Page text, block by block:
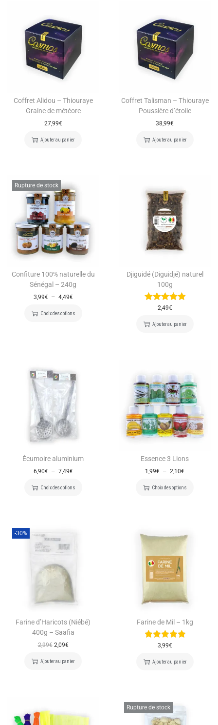
Coffret Alidou – Thiouraye
Graine de météore
27,99€
Ajouter au panier
Coffret Talisman – Thiouraye
Poussière d’étoile
38,99€
Ajouter au panier
Rupture de stock
Confiture 100% naturelle du
Sénégal – 240g
3,99€ – 4,49€
Choix des options
Djiguidé (Diguidjé) naturel
100g
2,49€
Ajouter au panier
Écumoire aluminium
6,90€ – 7,49€
Choix des options
Essence 3 Lions
1,99€ – 2,10€
Choix des options
-30%
Farine d’Haricots (Niébé)
400g – Saafia
2,99€ 2,09€
Ajouter au panier
Farine de Mil – 1kg
3,99€
Ajouter au panier
Rupture de stock